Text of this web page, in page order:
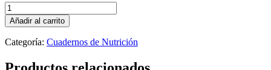
Cuadernos
de
nutrición
45-
cantidad
Añadir al carrito
Categoría: Cuadernos de Nutrición